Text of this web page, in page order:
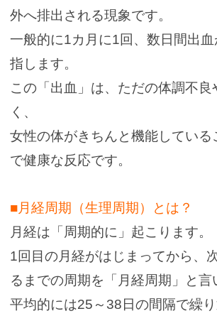
外へ排出される現象です。
一般的に1カ月に1回、数日間出
指します。
この「出血」は、ただの体調不良
く、
女性の体がきちんと機能している
で健康な反応です。
■月経周期（生理周期）とは？
月経は「周期的に」起こります。
1回目の月経がはじまってから、
るまでの周期を「月経周期」と言
平均的には25～38日の間隔で繰り